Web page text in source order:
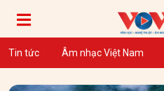
Tin tức Âm nhạc Việt Nam